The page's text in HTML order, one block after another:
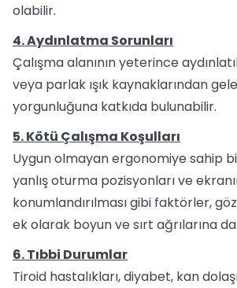
olabilir.
4. Aydınlatma Sorunları
Çalışma alanının yeterince
veya parlak ışık kaynaklarından
yorgunluğuna katkıda bulunabilir.
5. Kötü Çalışma Koşulları
Uygun olmayan ergonomiye sahip
yanlış oturma pozisyonları ve
konumlandırılması gibi faktörler,
ek olarak boyun ve sırt ağrılarına
6. Tıbbi Durumlar
Tiroid hastalıkları, diyabet, kan